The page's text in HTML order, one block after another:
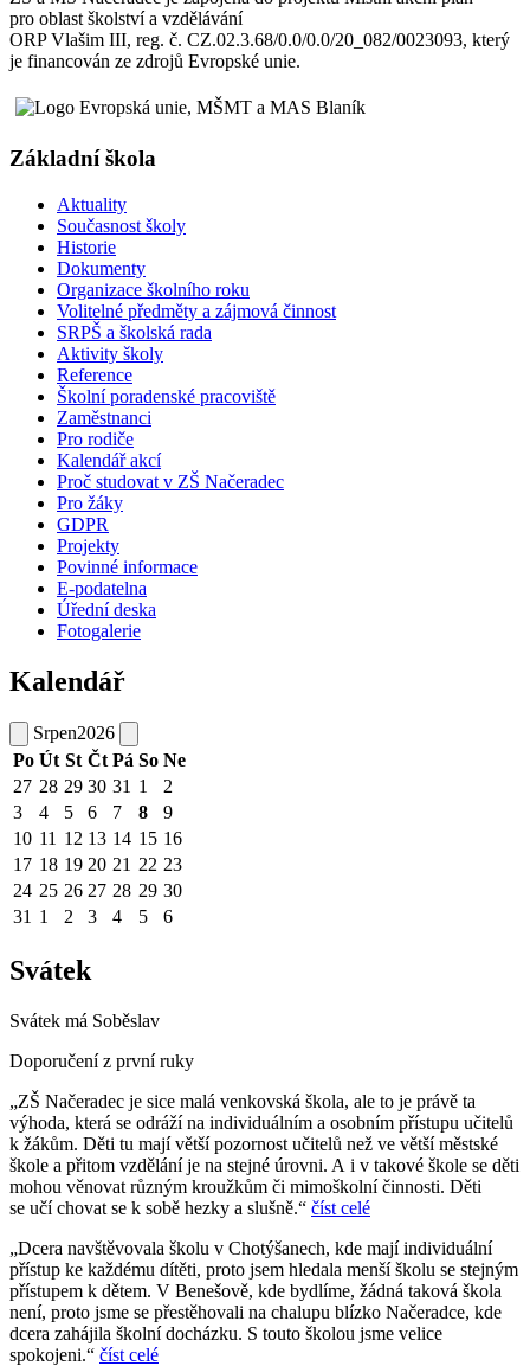
pro oblast školství a vzdělávání
ORP Vlašim III, reg. č. CZ.02.3.68/0.0/0.0/20_082/0023093, který
je financován ze zdrojů Evropské unie.
Základní škola
Aktuality
Současnost školy
Historie
Dokumenty
Organizace školního roku
Volitelné předměty a zájmová činnost
SRPŠ a školská rada
Aktivity školy
Reference
Školní poradenské pracoviště
Zaměstnanci
Pro rodiče
Kalendář akcí
Proč studovat v ZŠ Načeradec
Pro žáky
GDPR
Projekty
Povinné informace
E-podatelna
Úřední deska
Fotogalerie
Kalendář
Srpen2026
Po Út St Čt Pá So Ne
27 28 29 30 31 1
2
3
4 5 6 7 8
9
10 11 12 13 14 15 16
17 18 19 20 21 22 23
24 25 26 27 28 29 30
31 1 2 3 4 5 6
Svátek
Svátek má Soběslav
Doporučení z první ruky
„ZŠ Načeradec je sice malá venkovská škola, ale to je právě ta
výhoda, která se odráží na individuálním a osobním přístupu učitelů
k žákům. Děti tu mají větší pozornost učitelů než ve větší městské
škole a přitom vzdělání je na stejné úrovni. A i v takové škole se děti
mohou věnovat různým kroužkům či mimoškolní činnosti. Děti
se učí chovat se k sobě hezky a slušně.“ číst celé
„Dcera navštěvovala školu v Chotýšanech, kde mají individuální
přístup ke každému dítěti, proto jsem hledala menší školu se stejným
přístupem k dětem. V Benešově, kde bydlíme, žádná taková škola
není, proto jsme se přestěhovali na chalupu blízko Načeradce, kde
dcera zahájila školní docházku. S touto školou jsme velice
spokojeni.“ číst celé